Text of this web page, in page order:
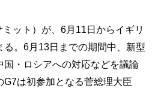
ット）が、6月11日からイギリ
る。6月13日までの期間中、新型
国・ロシアへの対応などを議論
は初参加となる菅総理大臣